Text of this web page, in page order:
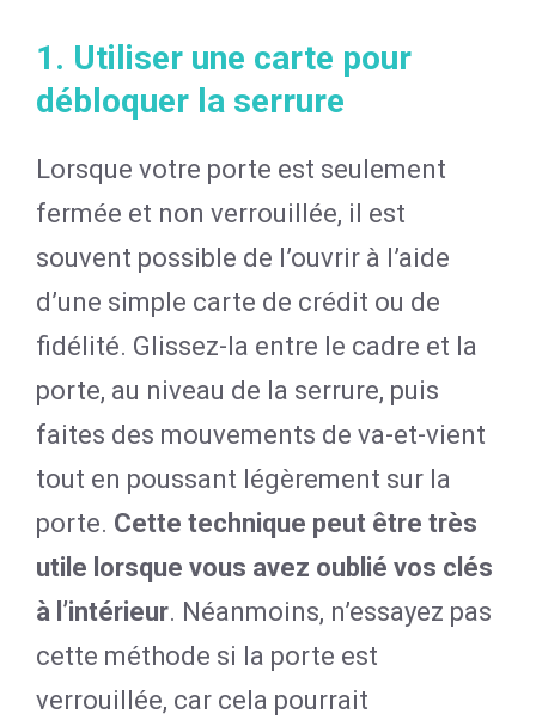
1. Utiliser une carte pour
débloquer la serrure
Lorsque votre porte est seulement
fermée et non verrouillée, il est
souvent possible de l’ouvrir à l’aide
d’une simple carte de crédit ou de
fidélité. Glissez-la entre le cadre et la
porte, au niveau de la serrure, puis
faites des mouvements de va-et-vient
tout en poussant légèrement sur la
porte. Cette technique peut être très
utile lorsque vous avez oublié vos clés
à l’intérieur. Néanmoins, n’essayez pas
cette méthode si la porte est
verrouillée, car cela pourrait